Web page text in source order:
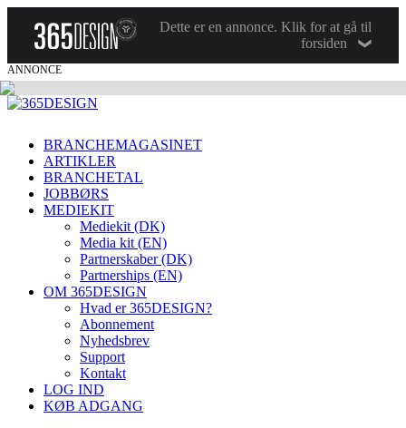
Dette er en annonce. Klik for at gå til
forsiden
ANNONCE
BRANCHEMAGASINET
ARTIKLER
BRANCHETAL
JOBBØRS
MEDIEKIT
Mediekit (DK)
Media kit (EN)
Partnerskaber (DK)
Partnerships (EN)
OM 365DESIGN
Hvad er 365DESIGN?
Abonnement
Nyhedsbrev
Support
Kontakt
LOG IND
KØB ADGANG